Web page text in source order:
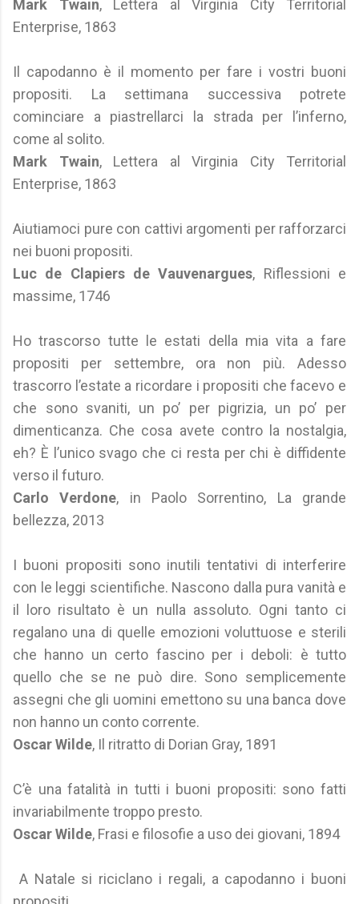
Mark Twain, Lettera al Virginia City Territorial
Enterprise, 1863
Il capodanno è il momento per fare i vostri buoni
propositi. La settimana successiva potrete
cominciare a piastrellarci la strada per l’inferno,
come al solito.
Mark Twain, Lettera al Virginia City Territorial
Enterprise, 1863
Aiutiamoci pure con cattivi argomenti per rafforzarci
nei buoni propositi.
Luc de Clapiers de Vauvenargues, Riflessioni e
massime, 1746
Ho trascorso tutte le estati della mia vita a fare
propositi per settembre, ora non più. Adesso
trascorro l’estate a ricordare i propositi che facevo e
che sono svaniti, un po’ per pigrizia, un po’ per
dimenticanza. Che cosa avete contro la nostalgia,
eh? È l’unico svago che ci resta per chi è diffidente
verso il futuro.
Carlo Verdone, in Paolo Sorrentino, La grande
bellezza, 2013
I buoni propositi sono inutili tentativi di interferire
con le leggi scientifiche. Nascono dalla pura vanità e
il loro risultato è un nulla assoluto. Ogni tanto ci
regalano una di quelle emozioni voluttuose e sterili
che hanno un certo fascino per i deboli: è tutto
quello che se ne può dire. Sono semplicemente
assegni che gli uomini emettono su una banca dove
non hanno un conto corrente.
Oscar Wilde, Il ritratto di Dorian Gray, 1891
C’è una fatalità in tutti i buoni propositi: sono fatti
invariabilmente troppo presto.
Oscar Wilde, Frasi e filosofie a uso dei giovani, 1894
A Natale si riciclano i regali, a capodanno i buoni